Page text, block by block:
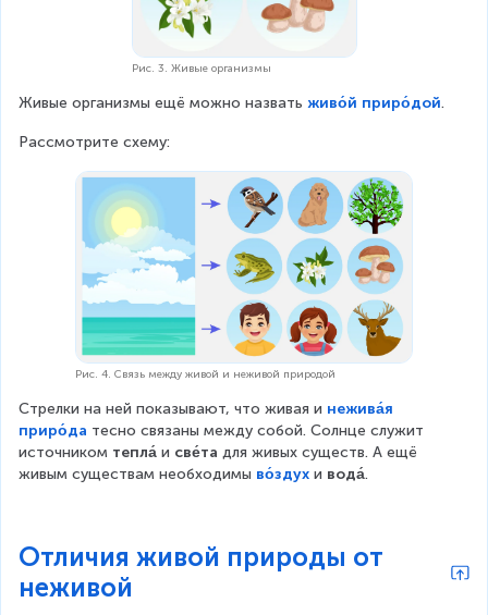
Рис. 3. Живые организмы
Живые организмы ещё можно назвать живо́й приро́дой.
Рассмотрите схему:
Рис. 4. Связь между живой и неживой природой
Стрелки на ней показывают, что живая и нежива́я
приро́да тесно связаны между собой. Солнце служит
источником тепла́ и све́та для живых существ. А ещё
живым существам необходимы во́здух и вода́.
Отличия живой природы от
неживой